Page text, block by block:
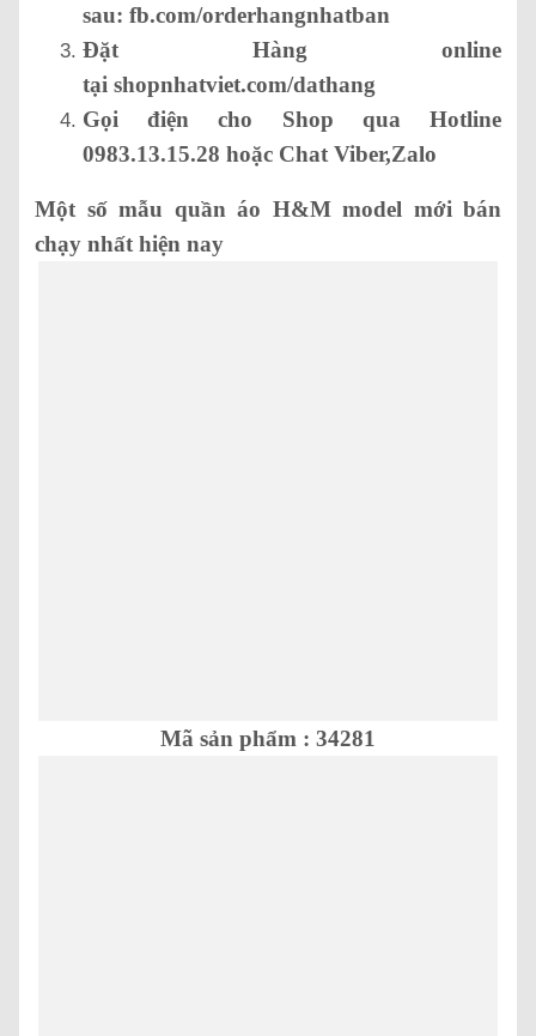
sau: fb.com/orderhangnhatban
Đặt Hàng online
tại shopnhatviet.com/dathang
Gọi điện cho Shop qua Hotline
0983.13.15.28 hoặc Chat Viber,Zalo
Một số mẫu quần áo H&M model mới bán
chạy nhất hiện nay
Mã sản phẩm : 34281